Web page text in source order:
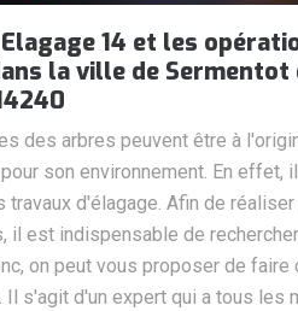
14 et les
la ville de Sermentot
des arbres peuvent être à
son environnement. En effet,
travaux d'élagage. Afin de
il est indispensable de
on peut vous proposer de faire
Il s'agit d'un expert qui a tous les